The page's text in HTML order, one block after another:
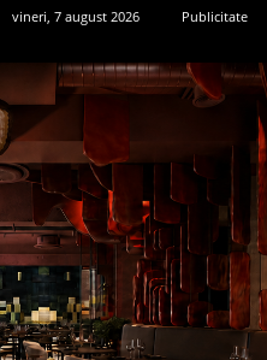
vineri, 7 august 2026 Publicitate